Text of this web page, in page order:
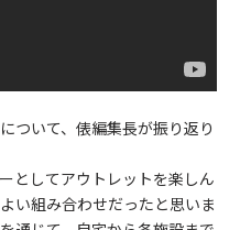
ついて、俵編集長が振り返り
としてアウトレットを楽しん
い組み合わせだったと思いま